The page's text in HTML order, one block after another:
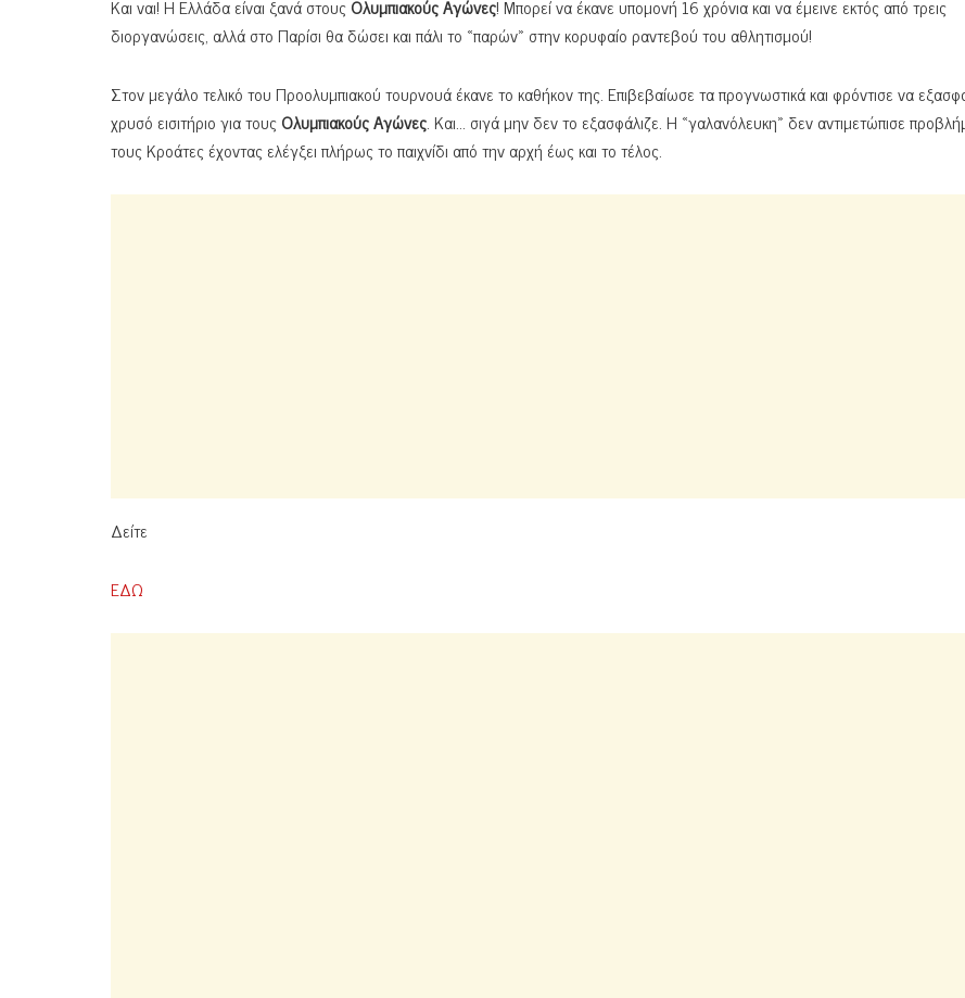
Και ναι! Η Ελλάδα είναι ξανά στουςΟλυμπιακούς Αγώνες! Μπορεί να έκανε υπομονή 16 χρόνια και να έμεινε εκτός από τρεις
διοργανώσεις, αλλά στο Παρίσι θα δώσει και πάλι το «παρών» στην κορυφαίο ραντεβού του αθλητισμού!
Στον μεγάλο τελικό του Προολυμπιακού τουρνουά έκανε το καθήκον της. Επιβεβαίωσε τα προγνωστικά και φρόντισε να
χρυσό εισιτήριο για τουςΟλυμπιακούςΑγώνες. Και… σιγά μην δεν το εξασφάλιζε. Η «γαλανόλευκη» δεν αντιμετώπισε
τους Κροάτες έχοντας ελέγξει πλήρως το παιχνίδι από την αρχή έως και το τέλος.
Δείτε
ΕΔΩ